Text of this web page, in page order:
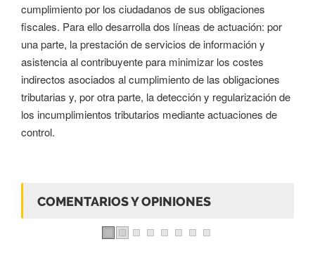
cumplimiento por los ciudadanos de sus obligaciones
fiscales. Para ello desarrolla dos líneas de actuación: por
una parte, la prestación de servicios de información y
asistencia al contribuyente para minimizar los costes
indirectos asociados al cumplimiento de las obligaciones
tributarias y, por otra parte, la detección y regularización de
los incumplimientos tributarios mediante actuaciones de
control.
COMENTARIOS Y OPINIONES